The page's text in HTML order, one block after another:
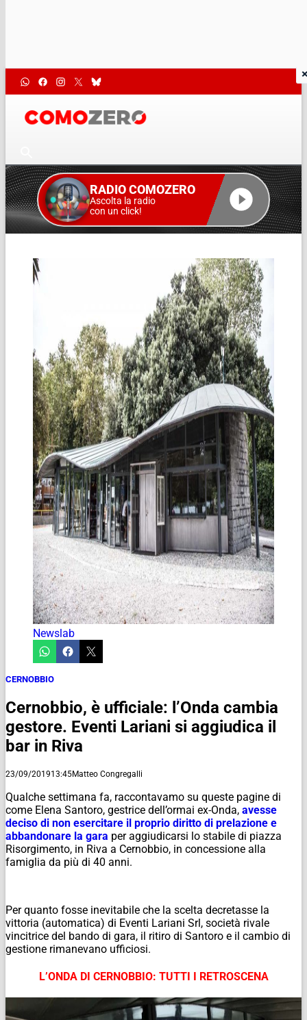
RADIO COMOZERO
Ascolta la radio
con un click!
Newslab
CERNOBBIO
Cernobbio, è ufficiale: l’Onda cambia
gestore. Eventi Lariani si aggiudica il
bar in Riva
23/09/201913:45Matteo Congregalli
Qualche settimana fa, raccontavamo su queste pagine di
come Elena Santoro, gestrice dell’ormai ex-Onda, avesse
deciso di non esercitare il proprio diritto di prelazione e
abbandonare la gara per aggiudicarsi lo stabile di piazza
Risorgimento, in Riva a Cernobbio, in concessione alla
famiglia da più di 40 anni.
Per quanto fosse inevitabile che la scelta decretasse la
vittoria (automatica) di Eventi Lariani Srl, società rivale
vincitrice del bando di gara, il ritiro di Santoro e il cambio di
gestione rimanevano ufficiosi.
L’ONDA DI CERNOBBIO: TUTTI I RETROSCENA